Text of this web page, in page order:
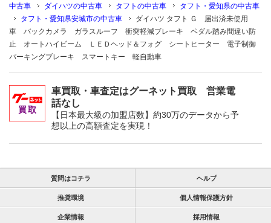
中古車 ダイハツの中古車 タフトの中古車
タフト・愛知県の中古車
タフト・愛知県安城市の中古車
ダイハツ タフト Ｇ 届出済未使用
車 バックカメラ ガラスルーフ 衝突軽減ブレーキ ペダル踏み間違い防
止 オートハイビーム ＬＥＤヘッド＆フォグ シートヒーター 電子制御
パーキングブレーキ スマートキー 軽自動車
車買取・車査定はグーネット買取 営業電
話なし
【日本最大級の加盟店数】約30万のデータから予
想以上の高額査定を実現！
質問はコチラ ヘルプ
推奨環境 個人情報保護方針
企業情報 採用情報